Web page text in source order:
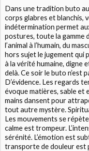
Dans une tradition buto
corps glabres et blanchis,
indétermination permet
postures, toute la gamme
l’animal à l’humain, du
hors sujet le jugement qui
à la vérité humaine, digne
delà. Ce soir le buto n’est
D’évidence. Les regards
évoque matières, sable et
mains dansent pour
tout autre mystère.
Les mouvements se
calme est trompeur.
sérénité. L’émotion est
transporte de douleur est